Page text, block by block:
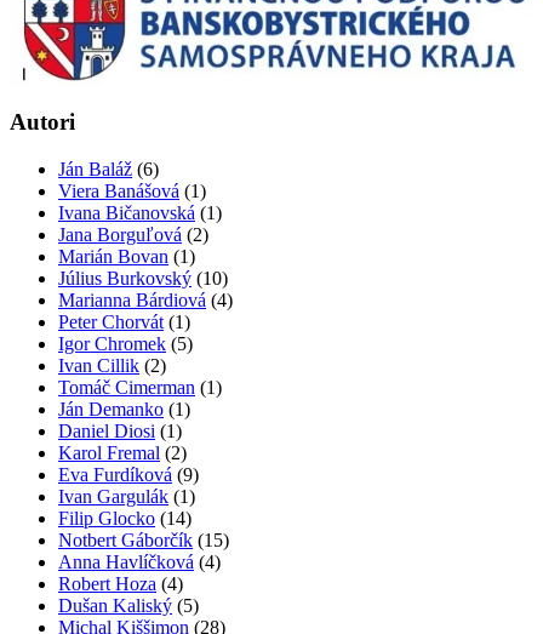
Autori
Ján Baláž (6)
Viera Banášová (1)
Ivana Bičanovská (1)
Jana Borguľová (2)
Marián Bovan (1)
Július Burkovský (10)
Marianna Bárdiová (4)
Peter Chorvát (1)
Igor Chromek (5)
Ivan Cillik (2)
Tomáč Cimerman (1)
Ján Demanko (1)
Daniel Diosi (1)
Karol Fremal (2)
Eva Furdíková (9)
Ivan Gargulák (1)
Filip Glocko (14)
Notbert Gáborčík (15)
Anna Havlíčková (4)
Robert Hoza (4)
Dušan Kaliský (5)
Michal Kiššimon (28)